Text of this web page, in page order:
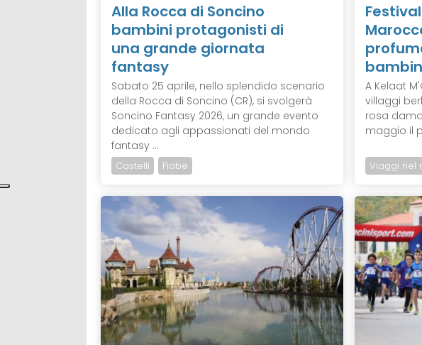
Alla Rocca di Soncino
bambini protagonisti di
una grande giornata
fantasy
Sabato 25 aprile, nello splendido scenario
della Rocca di Soncino (CR), si svolgerà
Soncino Fantasy 2026, un grande evento
dedicato agli appassionati del mondo
fantasy ...
Castelli Fiabe
A Kelaat
villaggi
rosa
maggio il
Viaggi nel